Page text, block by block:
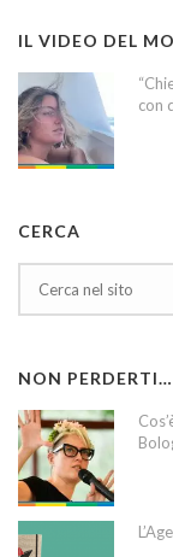
IL VIDEO DEL
con
CERCA
NON PERDERTI…